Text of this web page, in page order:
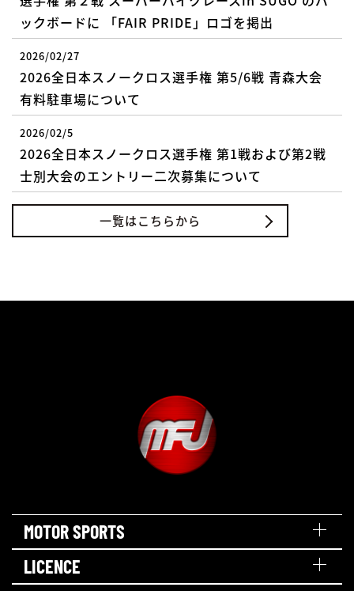
ックボードに 「FAIR PRIDE」ロゴを掲出
2026/02/27
2026全日本スノークロス選手権 第5/6戦 青森大会
有料駐車場について
2026/02/5
2026全日本スノークロス選手権 第1戦および第2戦
士別大会のエントリー二次募集について
一覧はこちらから
MOTOR SPORTS
LICENCE